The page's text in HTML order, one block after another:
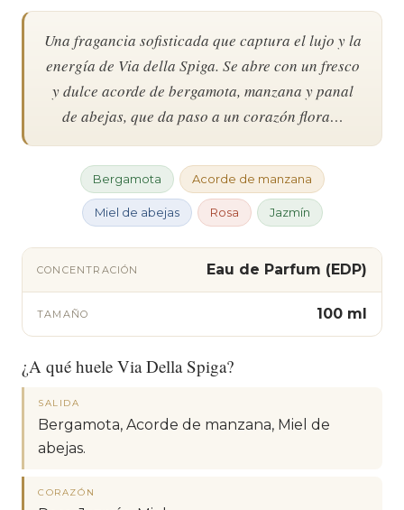
Una fragancia sofisticada que captura el lujo y la
energía de Via della Spiga. Se abre con un fresco
y dulce acorde de bergamota, manzana y panal
de abejas, que da paso a un corazón flora…
Bergamota Acorde de manzana
Miel de abejas Rosa Jazmín
CONCENTRACIÓN Eau de Parfum (EDP)
TAMAÑO 100 ml
¿A qué huele Via Della Spiga?
SALIDA
Bergamota, Acorde de manzana, Miel de
abejas.
CORAZÓN